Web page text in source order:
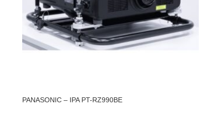
PANASONIC – IPA PT-RZ990BE